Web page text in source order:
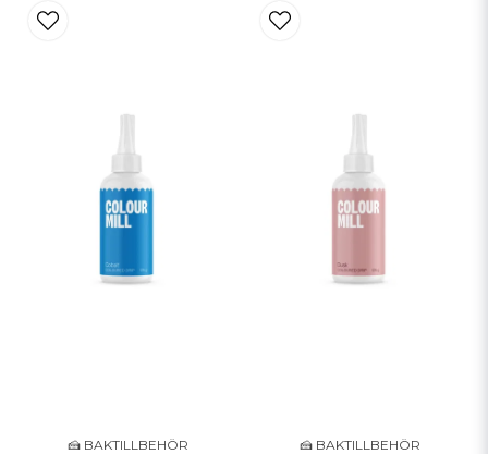
🍰 BAKTILLBEHÖR 🍰 BAKTILLBEHÖR